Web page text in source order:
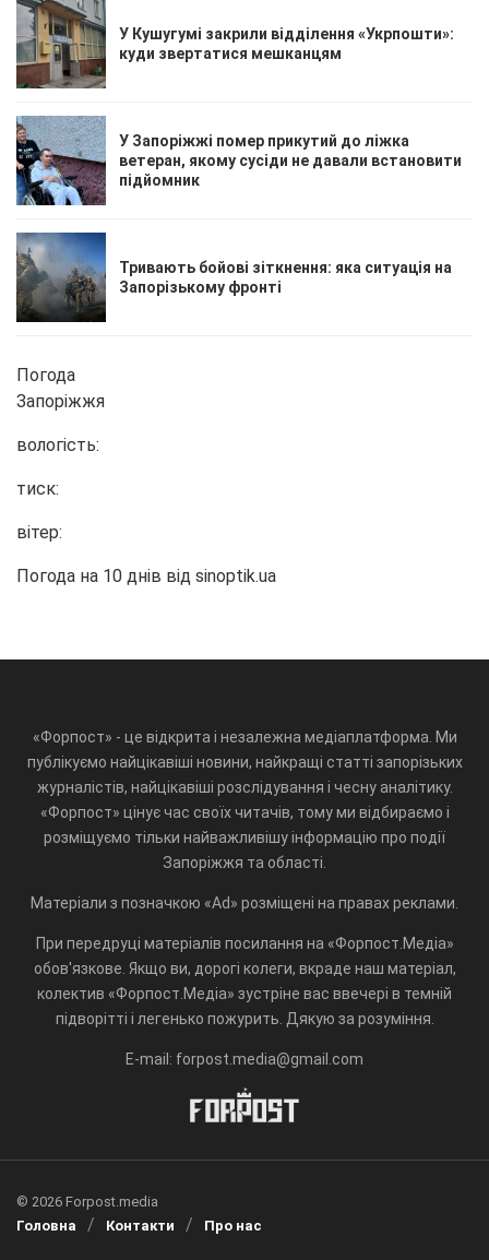
У Кушугумі закрили відділення «Укрпошти»:
куди звертатися мешканцям
У Запоріжжі помер прикутий до ліжка
ветеран, якому сусіди не давали встановити
підйомник
Тривають бойові зіткнення: яка ситуація на
Запорізькому фронті
Погода
Запоріжжя
вологість:
тиск:
вітер:
Погода на 10 днів від sinoptik.ua
«Форпост» - це відкрита і незалежна медіаплатформа. Ми
публікуємо найцікавіші новини, найкращі статті запорізьких
журналістів, найцікавіші розслідування і чесну аналітику.
«Форпост» цінує час своїх читачів, тому ми відбираємо і
розміщуємо тільки найважливішу інформацію про події
Запоріжжя та області.
Матеріали з позначкою «Ad» розміщені на правах реклами.
При передруці матеріалів посилання на «Форпост.Медіа»
обов'язкове. Якщо ви, дорогі колеги, вкраде наш матеріал,
колектив «Форпост.Медіа» зустріне вас ввечері в темній
підворітті і легенько пожурить. Дякую за розуміння.
E-mail: forpost.media@gmail.com
© 2026 Forpost.media
Головна
Контакти Про нас